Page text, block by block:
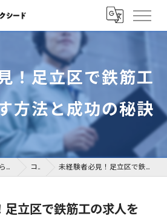
！足立区で鉄筋工
方法と成功の秘訣
埼玉の鉄筋工の求人なら株式会社クライム・サクシード コラム 未経験者必見！足立区で鉄筋工の求人を探す方法と成功の秘訣
立区で鉄筋工の求人を